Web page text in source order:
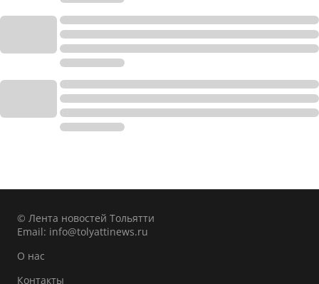
© Лента новостей Тольятти
Email: info@tolyattinews.ru
О нас
Контакты